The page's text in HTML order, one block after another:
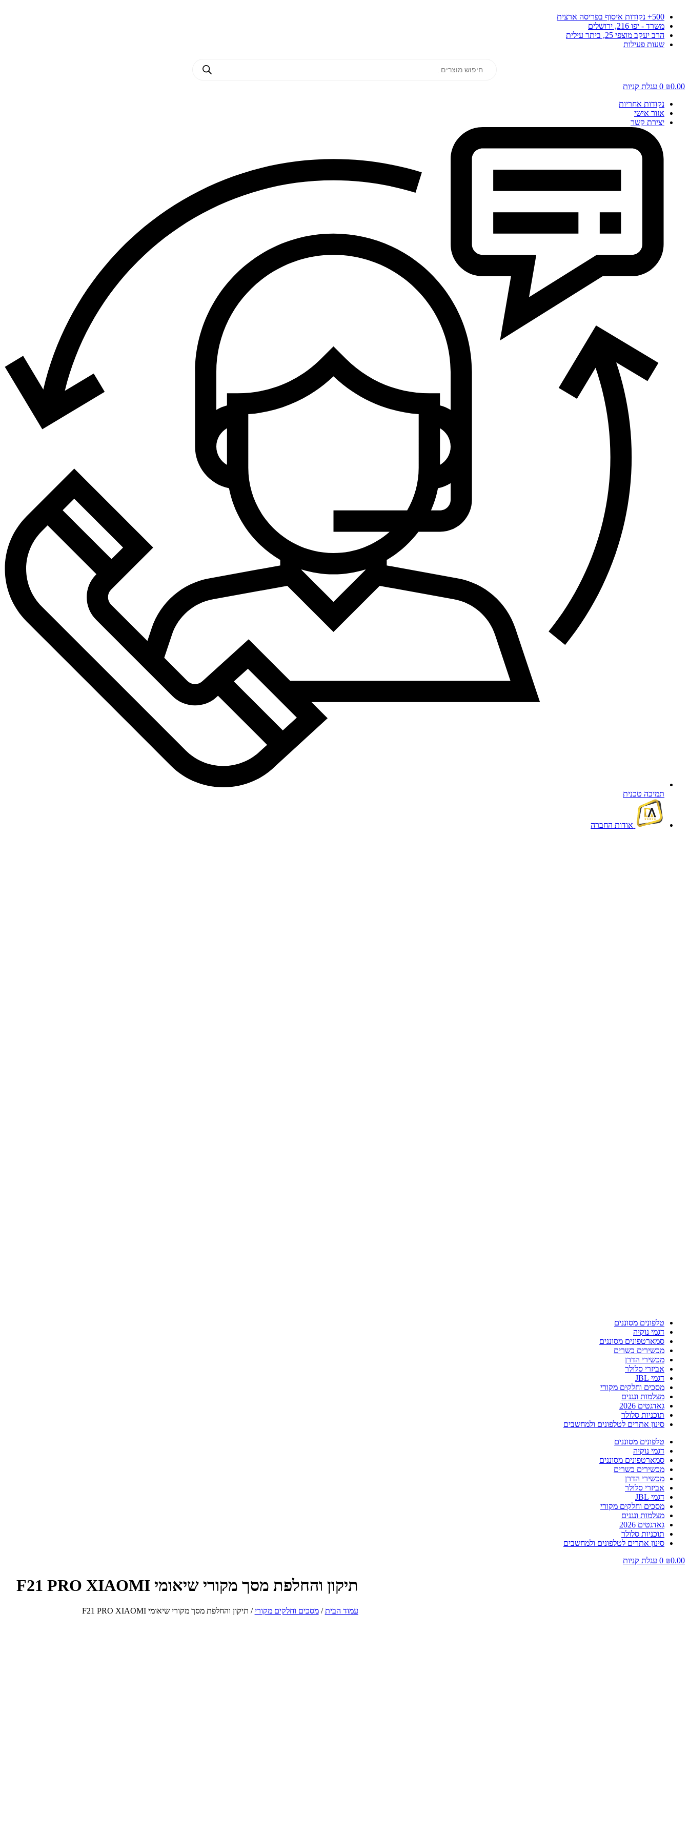
לתוכן
500+ נקודות איסוף בפריסה ארצית
משרד - יפו 216, ירושלים
הרב יעקב מוצפי 25, ביתר עילית
שעות פעילות
search
₪0.00
0 עגלת קניות
נקודות אחריות
אזור אישי
יצירת קשר
תמיכה טכנית
אודות החברה
טלפונים מסוננים
דגמי נוקיה
סמארטפונים מסוננים
מכשירים כשרים
מכשירי הדרן
אביזרי סלולר
דגמי JBL
מסכים וחלקים מקורי
מצלמות ונגנים
גאדגטים 2026
תוכניות סלולר
סינון אתרים לטלפונים ולמחשבים
טלפונים מסוננים
דגמי נוקיה
סמארטפונים מסוננים
מכשירים כשרים
מכשירי הדרן
אביזרי סלולר
דגמי JBL
מסכים וחלקים מקורי
מצלמות ונגנים
גאדגטים 2026
תוכניות סלולר
סינון אתרים לטלפונים ולמחשבים
₪0.00
0 עגלת קניות
תיקון והחלפת מסך מקורי שיאומי F21 PRO XIAOMI
עמוד הבית/מסכים וחלקים מקורי/ תיקון והחלפת מסך מקורי שיאומי F21 PRO XIAOMI